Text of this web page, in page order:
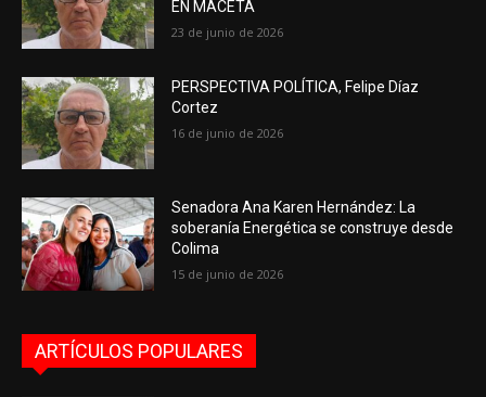
EN MACETA
23 de junio de 2026
PERSPECTIVA POLÍTICA, Felipe Díaz
Cortez
16 de junio de 2026
Senadora Ana Karen Hernández: La
soberanía Energética se construye desde
Colima
15 de junio de 2026
ARTÍCULOS POPULARES